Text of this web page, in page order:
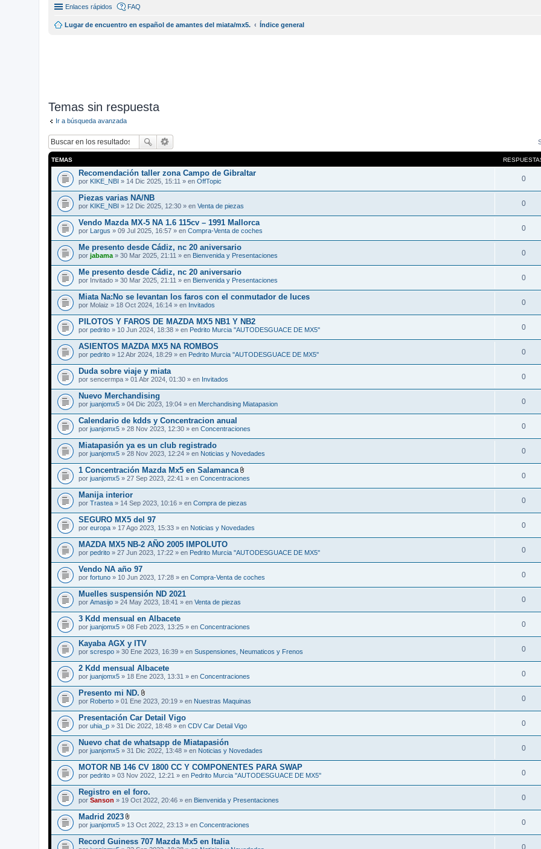
Enlaces rápidos FAQ
Lugar de encuentro en español de amantes del miata/mx5. Índice general
Temas sin respuesta
Ir a búsqueda avanzada
TEMAS
Recomendación taller zona Campo de Gibraltar
por KIKE_NBI » 14 Dic 2025, 15:11 » en OffTopic 0
Piezas varias NA/NB
por KIKE_NBI » 12 Dic 2025, 12:30 » en Venta de piezas 0
Vendo Mazda MX-5 NA 1.6 115cv – 1991 Mallorca
por Largus » 09 Jul 2025, 16:57 » en Compra-Venta de coches 0
Me presento desde Cádiz, nc 20 aniversario
por jabama » 30 Mar 2025, 21:11 » en Bienvenida y Presentaciones 0
Me presento desde Cádiz, nc 20 aniversario
por Invitado » 30 Mar 2025, 21:11 » en Bienvenida y Presentaciones 0
Miata Na:No se levantan los faros con el conmutador de luces
por Molaiz » 18 Oct 2024, 16:14 » en Invitados 0
PILOTOS Y FAROS DE MAZDA MX5 NB1 Y NB2
por pedrito » 10 Jun 2024, 18:38 » en Pedrito Murcia ''AUTODESGUACE DE MX5'' 0
ASIENTOS MAZDA MX5 NA ROMBOS
por pedrito » 12 Abr 2024, 18:29 » en Pedrito Murcia ''AUTODESGUACE DE MX5'' 0
Duda sobre viaje y miata
por sencermpa » 01 Abr 2024, 01:30 » en Invitados 0
Nuevo Merchandising
por juanjomx5 » 04 Dic 2023, 19:04 » en Merchandising Miatapasion 0
Calendario de kdds y Concentracion anual
por juanjomx5 » 28 Nov 2023, 12:30 » en Concentraciones 0
Miatapasión ya es un club registrado
por juanjomx5 » 28 Nov 2023, 12:24 » en Noticias y Novedades 0
1 Concentración Mazda Mx5 en Salamanca
A
j
n
t
(
por juanjomx5 » 27 Sep 2023, 22:41 » en Concentraciones 0
Manija interior
por Trastea » 14 Sep 2023, 10:16 » en Compra de piezas 0
SEGURO MX5 del 97
por europa » 17 Ago 2023, 15:33 » en Noticias y Novedades 0
MAZDA MX5 NB-2 AÑO 2005 IMPOLUTO
por pedrito » 27 Jun 2023, 17:22 » en Pedrito Murcia ''AUTODESGUACE DE MX5'' 0
Vendo NA año 97
por fortuno » 10 Jun 2023, 17:28 » en Compra-Venta de coches 0
Muelles suspensión ND 2021
por Amasijo » 24 May 2023, 18:41 » en Venta de piezas 0
3 Kdd mensual en Albacete
por juanjomx5 » 08 Feb 2023, 13:25 » en Concentraciones 0
Kayaba AGX y ITV
por screspo » 30 Ene 2023, 16:39 » en Suspensiones, Neumaticos y Frenos 0
2 Kdd mensual Albacete
por juanjomx5 » 18 Ene 2023, 13:31 » en Concentraciones 0
Presento mi ND.
A
j
u
n
t
o
(
)
por Roberto » 01 Ene 2023, 20:19 » en Nuestras Maquinas 0
Presentación Car Detail Vigo
por uhia_p » 31 Dic 2022, 18:48 » en CDV Car Detail Vigo 0
Nuevo chat de whatsapp de Miatapasión
por juanjomx5 » 31 Dic 2022, 13:48 » en Noticias y Novedades 0
MOTOR NB 146 CV 1800 CC Y COMPONENTES PARA SWAP
por pedrito » 03 Nov 2022, 12:21 » en Pedrito Murcia ''AUTODESGUACE DE MX5'' 0
Registro en el foro.
por Sanson » 19 Oct 2022, 20:46 » en Bienvenida y Presentaciones 0
Madrid 2023
A
j
u
por juanjomx5 » 13 Oct 2022, 23:13 » en Concentraciones 0
Record Guiness 707 Mazda Mx5 en Italia
0